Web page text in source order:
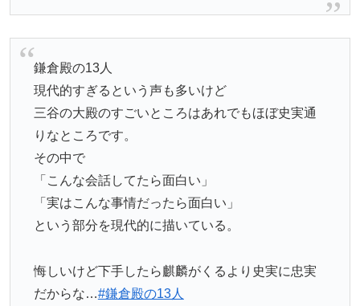
鎌倉殿の13人
現代的すぎるという声も多いけど
三谷の大殿のすごいところはあれでもほぼ史実通
りなところです。
その中で
「こんな会話してたら面白い」
「実はこんな事情だったら面白い」
という部分を現代的に描いている。
悔しいけど下手したら麒麟がくるより史実に忠実
だからな…#鎌倉殿の13人